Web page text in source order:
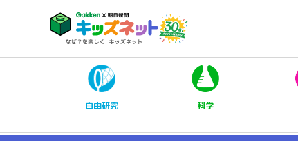
自由研究 科学